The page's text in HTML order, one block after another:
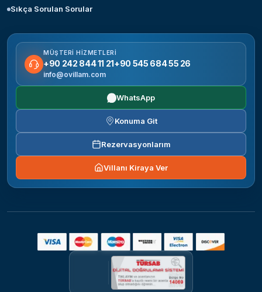
Sıkça Sorulan Sorular
MÜŞTERI HIZMETLERI
+90 242 844 11 21+90 545 684 55 26
info@ovillam.com
WhatsApp
Konuma Git
Rezervasyonlarım
Villanı Kiraya Ver